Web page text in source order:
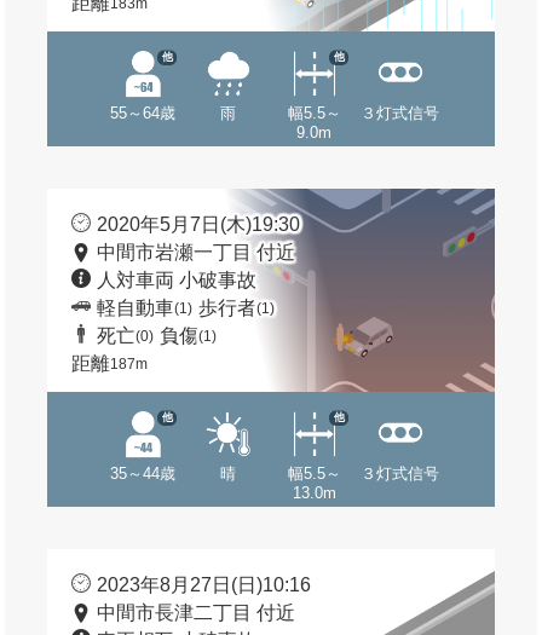
183m
55～64歳
他
雨
幅5.5～
9.0m
他
３灯式信号
2020年5月7日(木)19:30
中間市岩瀬一丁目 付近
人対車両 小破事故
軽自動車(1) 歩行者(1)
死亡(0) 負傷(1)
距離187m
35～44歳
他
晴
幅5.5～
13.0m
他
３灯式信号
2023年8月27日(日)10:16
中間市長津二丁目 付近